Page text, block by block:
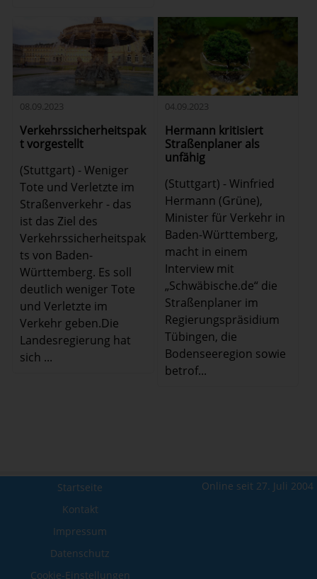
08.09.2023
Verkehrssicherheitspak
t vorgestellt
(Stuttgart) - Weniger
Tote und Verletzte im
Straßenverkehr - das
ist das Ziel des
Verkehrssicherheitspak
ts von Baden-
Württemberg. Es soll
deutlich weniger Tote
und Verletzte im
Verkehr geben.Die
Landesregierung hat
sich ...
04.09.2023
Hermann kritisiert
Straßenplaner als
unfähig
(Stuttgart) - Winfried
Hermann (Grüne),
Minister für Verkehr in
Baden-Württemberg,
macht in einem
Interview mit
„Schwäbische.de“ die
Straßenplaner im
Regierungspräsidium
Tübingen, die
Bodenseeregion sowie
betrof...
Online seit 27. Juli 2004
Startseite
Kontakt
Impressum
Datenschutz
Cookie-Einstellungen